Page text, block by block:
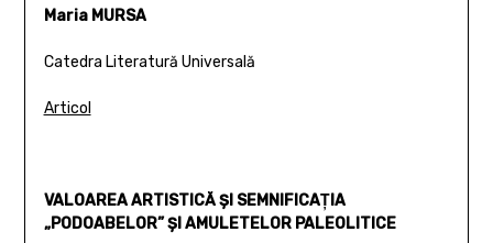
Maria MURSA
Catedra Literatură Universală
Articol
VALOAREA ARTISTICĂ ŞI SEMNIFICAŢIA
„PODOABELOR” ŞI AMULETELOR PALEOLITICE